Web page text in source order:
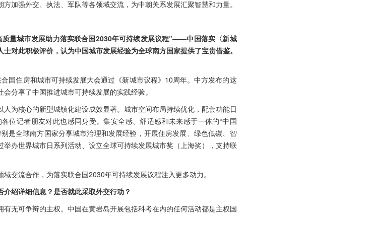
加强外交、执法、军队等各领域交流，为中朝关系发展汇聚智慧和力量。
量城市发展助力落实联合国2030年可持续发展议程”——中国落实〈新城
对此积极评价，认为中国城市发展经验为全球南方国家提供了宝贵借鉴。
国住房和城市可持续发展大会通过《新城市议程》10周年。中方发布的这
分享了中国推进城市可持续发展的实践经验。
为核心的新型城镇化建设成效显著。城市空间布局持续优化，配套功能日
位记者朋友对此也感同身受。集安全感、舒适感和未来感于一体的“中国
是全球南方国家分享城市治理和发展经验，开展住房发展、绿色低碳、智
办世界城市日系列活动、设立全球可持续发展城市奖（上海奖），支持联
交流合作，为落实联合国2030年可持续发展议程注入更多动力。
绍详细信息？是否就此采取外交行动？
无可争辩的主权。中国在黄岩岛开展包括科考在内的任何活动都是主权国